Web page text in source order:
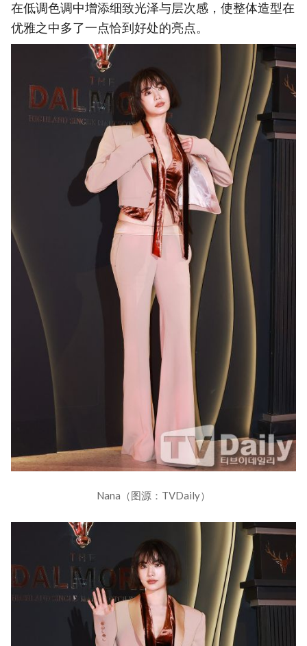
在低调色调中增添细致光泽与层次感，使整体造型在
优雅之中多了一点恰到好处的亮点。
Nana（图源：TVDaily）